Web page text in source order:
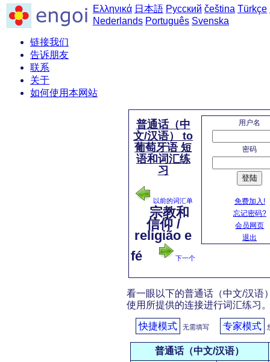
Ελληνικά 日本語 Русский čeština Türkçe
Nederlands Português Svenska
链接我们
告诉朋友
联系
关于
如何使用本网站
用户名
密码
登陆
免费加入!
忘记密码?
会员网页
退出
普通话（中
文/汉语） to
葡萄牙语 短
语和词汇练
习
以前的词汇单
宗教和
信仰 /
religião e
fé
下一个
看一眼以下的普通话（中文/汉语
使用所提供的连接进行词汇练习
快捷模式 无需填写 专家模式
普通话（中文/汉语）